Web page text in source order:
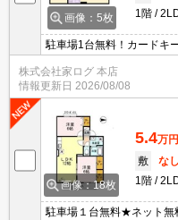
画像：5枚
1階
駐車場1台無料！カードキ
株式会社家ログ 本店
情報更新日 2026/08/08
画像：18枚
5.4万円
敷
なし
1階
駐車場１台無料★ネット